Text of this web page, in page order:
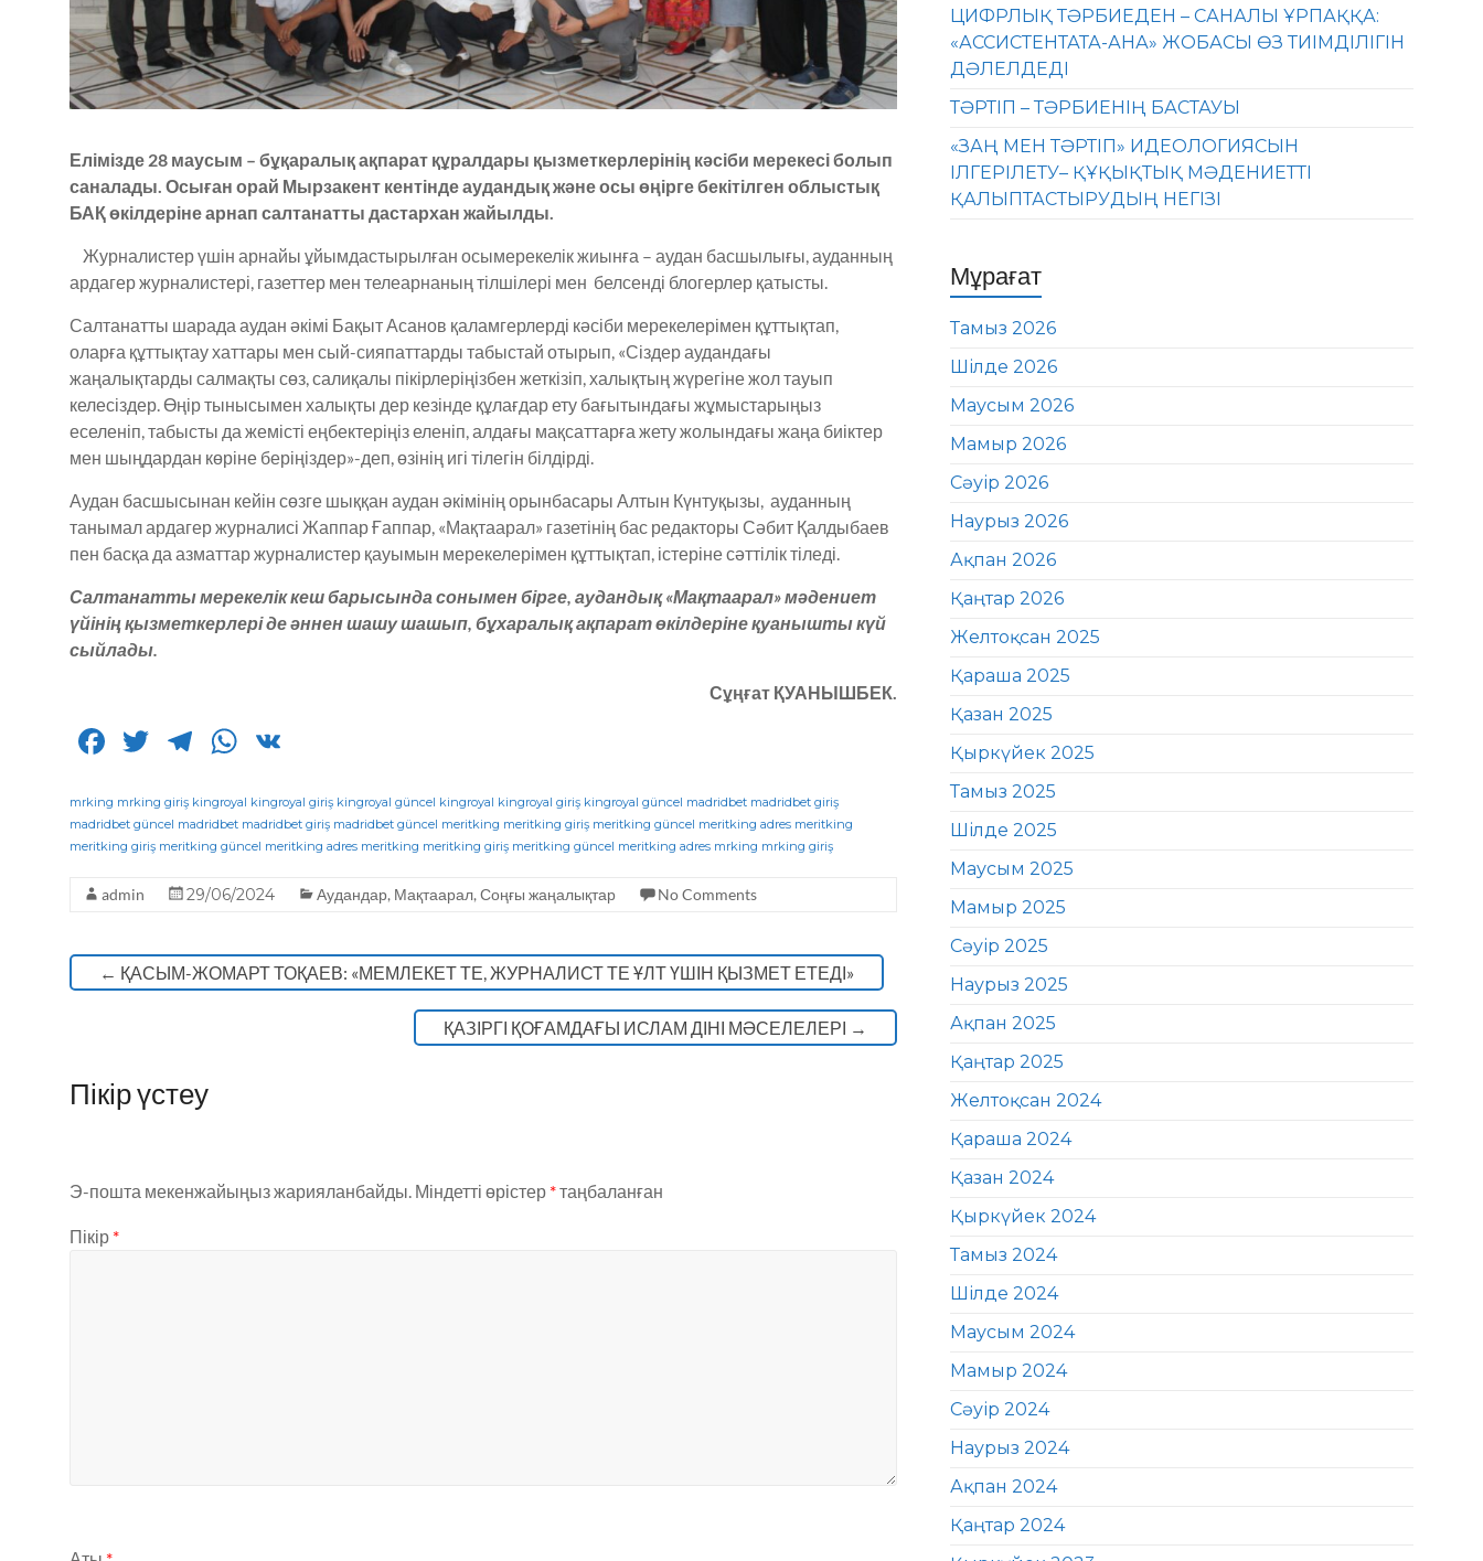
Елімізде 28 маусым – бұқаралық ақпарат құралдары қызметкерлерінің кәсіби мерекесі болып
саналады. Осыған орай Мырзакент кентінде аудандық және осы өңірге бекітілген облыстық
БАҚ өкілдеріне арнап салтанатты дастархан жайылды.
Журналистер үшін арнайы ұйымдастырылған осымерекелік жиынға – аудан басшылығы, ауданның
ардагер журналистері, газеттер мен телеарнаның тілшілері мен белсенді блогерлер қатысты.
Салтанатты шарада аудан әкімі Бақыт Асанов қаламгерлерді кәсіби мерекелерімен құттықтап,
оларға құттықтау хаттары мен сый-сияпаттарды табыстай отырып, «Сіздер аудандағы
жаңалықтарды салмақты сөз, салиқалы пікірлеріңізбен жеткізіп, халықтың жүрегіне жол тауып
келесіздер. Өңір тынысымен халықты дер кезінде құлағдар ету бағытындағы жұмыстарыңыз
еселеніп, табысты да жемісті еңбектеріңіз еленіп, алдағы мақсаттарға жету жолындағы жаңа биіктер
мен шыңдардан көріне беріңіздер»-деп, өзінің игі тілегін білдірді.
Аудан басшысынан кейін сөзге шыққан аудан әкімінің орынбасары Алтын Күнтуқызы, ауданның
танымал ардагер журналисі Жаппар Ғаппар, «Мақтаарал» газетінің бас редакторы Сәбит Қалдыбаев
пен басқа да азматтар журналистер қауымын мерекелерімен құттықтап, істеріне сәттілік тіледі.
Салтанатты мерекелік кеш барысында сонымен бірге, аудандық «Мақтаарал» мәдениет
үйінің қызметкерлері де әннен шашу шашып, бұхаралық ақпарат өкілдеріне қуанышты күй
сыйлады.
Сұңғат ҚУАНЫШБЕК.
F
c
e
b
o
k
T
it
te
T
e
g
ra
W
a
ts
A
p
mrking mrking giriş kingroyal kingroyal giriş kingroyal güncel kingroyal kingroyal giriş kingroyal güncel madridbet madridbet giriş
madridbet güncel madridbet madridbet giriş madridbet güncel meritking meritking giriş meritking güncel meritking adres meritking
meritking giriş meritking güncel meritking adres meritking meritking giriş meritking güncel meritking adres mrking mrking giriş
admin 29/06/2024 Аудандар, Мақтаарал, Соңғы жаңалықтар No Comments
← ҚАСЫМ-ЖОМАРТ ТОҚАЕВ: «МЕМЛЕКЕТ ТЕ, ЖУРНАЛИСТ ТЕ ҰЛТ ҮШІН ҚЫЗМЕТ ЕТЕДІ»
ҚАЗІРГІ ҚОҒАМДАҒЫ ИСЛАМ ДІНІ МӘСЕЛЕЛЕРІ →
Пікір үстеу
Э-пошта мекенжайыңыз жарияланбайды. Міндетті өрістер *таңбаланған
Пікір *
ЦИФРЛЫҚ ТӘРБИЕДЕН – САНАЛЫ ҰРПАҚҚА:
«АССИСТЕНТАТА-АНА» ЖОБАСЫ ӨЗ ТИІМДІЛІГІН
ДӘЛЕЛДЕДІ
ТӘРТІП – ТӘРБИЕНІҢ БАСТАУЫ
«ЗАҢ МЕН ТӘРТІП» ИДЕОЛОГИЯСЫН
ІЛГЕРІЛЕТУ– ҚҰҚЫҚТЫҚ МӘДЕНИЕТТІ
ҚАЛЫПТАСТЫРУДЫҢ НЕГІЗІ
Мұрағат
Тамыз 2026
Шілде 2026
Маусым 2026
Мамыр 2026
Сәуір 2026
Наурыз 2026
Ақпан 2026
Қаңтар 2026
Желтоқсан 2025
Қараша 2025
Қазан 2025
Қыркүйек 2025
Тамыз 2025
Шілде 2025
Маусым 2025
Мамыр 2025
Сәуір 2025
Наурыз 2025
Ақпан 2025
Қаңтар 2025
Желтоқсан 2024
Қараша 2024
Қазан 2024
Қыркүйек 2024
Тамыз 2024
Шілде 2024
Маусым 2024
Мамыр 2024
Сәуір 2024
Наурыз 2024
Ақпан 2024
Қаңтар 2024